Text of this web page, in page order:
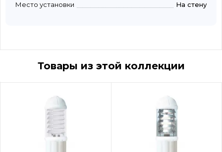
Место установки
На стену
Товары из этой коллекции